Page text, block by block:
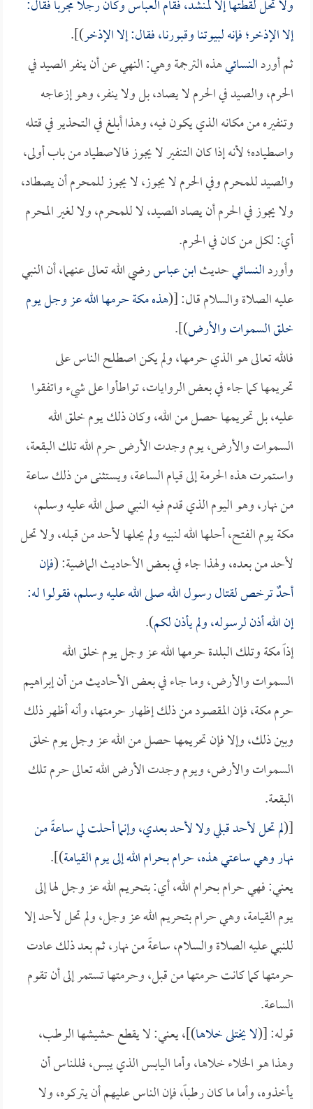
ولا تحل لقطتها إلا لمنشد، فقامالعباسوكان رجلاً مجرباً فقال:
إلا الإذخر؛ فإنه لبيوتنا وقبورنا، فقال: إلا الإذخر)].
ثم أوردالنسائيهذه الترجمة وهي: النهي عن أن ينفر الصيد في
الحرم، والصيد في الحرم لا يصاد، بل ولا ينفر، وهو إزعاجه
وتنفيره من مكانه الذي يكون فيه، وهذا أبلغ في التحذير في قتله
واصطياده؛ لأنه إذا كان التنفير لا يجوز فالاصطياد من باب أولى،
والصيد للمحرم وفي الحرم لا يجوز، لا يجوز للمحرم أن يصطاد،
ولا يجوز في الحرم أن يصاد الصيد، لا للمحرم، ولا لغير المحرم
أي: لكل من كان في الحرم.
وأوردالنسائيحديثابن عباسرضي الله تعالى عنهما، أن النبي
عليه الصلاة والسلام قال: [(هذه مكة حرمها الله عز وجل يوم
خلق السموات والأرض)].
فالله تعالى هو الذي حرمها، ولم يكن اصطلح الناس على
تحريمها كما جاء في بعض الروايات، تواطأوا على شيء واتفقوا
عليه، بل تحريمها حصل من الله، وكان ذلك يوم خلق الله
السموات والأرض، يوم وجدت الأرض حرم الله تلك البقعة،
واستمرت هذه الحرمة إلى قيام الساعة، ويستثنى من ذلك ساعة
من نهار، وهو اليوم الذي قدم فيه النبي صلى الله عليه وسلم،
مكة يوم الفتح، أحلها الله لنبيه ولم يحلها لأحد من قبله، ولا تحل
لأحد من بعده، ولهذا جاء في بعض الأحاديث الماضية: (فإن
أحدٌ ترخص لقتال رسول الله صلى الله عليه وسلم، فقولوا له:
إن الله أذن لرسوله، ولم يأذن لكم).
إذاً مكة وتلك البلدة حرمها الله عز وجل يوم خلق الله
السموات والأرض، وما جاء في بعض الأحاديث من أن إبراهيم
حرم مكة، فإن المقصود من ذلك إظهار حرمتها، وأنه أظهر ذلك
وبين ذلك، وإلا فإن تحريمها حصل من الله عز وجل يوم خلق
السموات والأرض، ويوم وجدت الأرض الله تعالى حرم تلك
البقعة.
[(لم تحل لأحد قبلي ولا لأحد بعدي، وإنما أحلت لي ساعةً من
نهار وهي ساعتي هذه، حرام بحرام الله إلى يوم القيامة)].
يعني: فهي حرام بحرام الله، أي: بتحريم الله عز وجل لها إلى
يوم القيامة، وهي حرام بتحريم الله عز وجل، ولم تحل لأحد إلا
للنبي عليه الصلاة والسلام، ساعةً من نهار، ثم بعد ذلك عادت
حرمتها كما كانت حرمتها من قبل، وحرمتها تستمر إلى أن تقوم
الساعة.
قوله: [(لا يختلى خلاها)]، يعني: لا يقطع حشيشها الرطب،
وهذا هو الخلاء خلاها، وأما اليابس الذي يبس، فللناس أن
يأخذوه، وأما ما كان رطباً، فإن الناس عليهم أن يتركوه، ولا